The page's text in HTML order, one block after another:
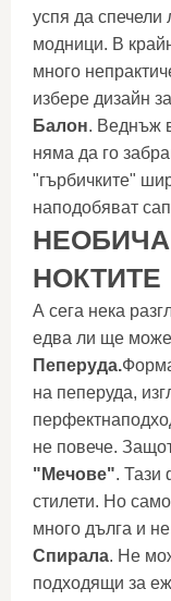
успя да
модници. В
много
избере дизайн
Балон. Веднъж
няма да го
"гърбичките"
наподобяват
НОКТИТЕ
А сега нека
едва ли ще
Пеперуда.
на пеперуда,
не повече.
"Мечове". Тази
стилети. Но
много дълга и
Спирала. Не
подходящи за